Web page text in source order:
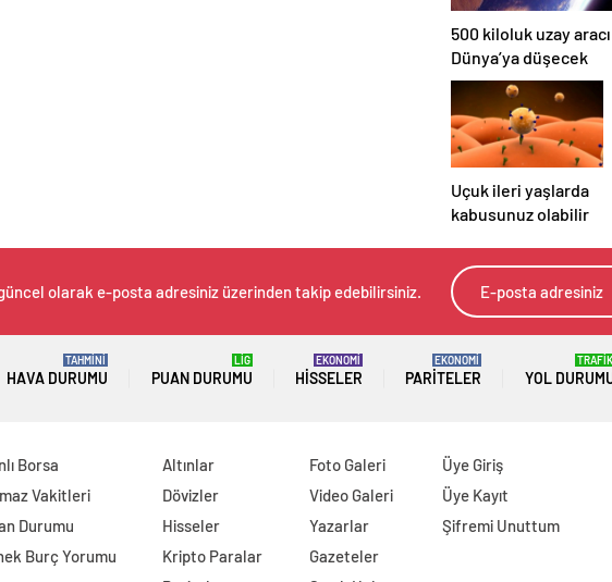
500 kiloluk uzay
Dünya’ya düşecek
Uçuk ileri yaşlarda
kabusunuz olabilir
olarak e-posta adresiniz üzerinden takip edebilirsiniz.
HAVA DURUMU
TAHMİNİ
PUAN DURUMU
LİG
HISSELER
EKONOMİ
PARITELER
EKONOMİ
YOL
TRAFİK
Borsa
Vakitleri
Durumu
Burç Yorumu
Altınlar
Dövizler
Hisseler
Kripto Paralar
Foto Galeri
Video Galeri
Yazarlar
Gazeteler
Üye Giriş
Üye Kayıt
Şifremi Unuttum